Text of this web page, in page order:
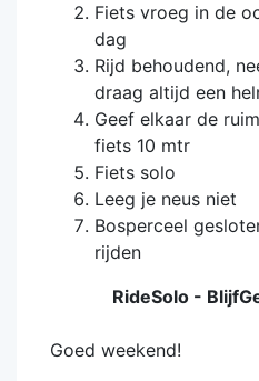
Fiets vroeg in de
dag
Rijd behoudend,
draag altijd een
Geef elkaar de
fiets 10 mtr
Fiets solo
Leeg je neus niet
Bosperceel
rijden
RideSolo -
Goed weekend!